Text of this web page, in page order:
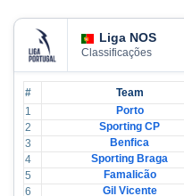
Liga NOS
Classificações
# Team
1 Porto
2
Sporting CP
3
Benfica
4
Sporting Braga
5
Famalicão
6
Gil Vicente